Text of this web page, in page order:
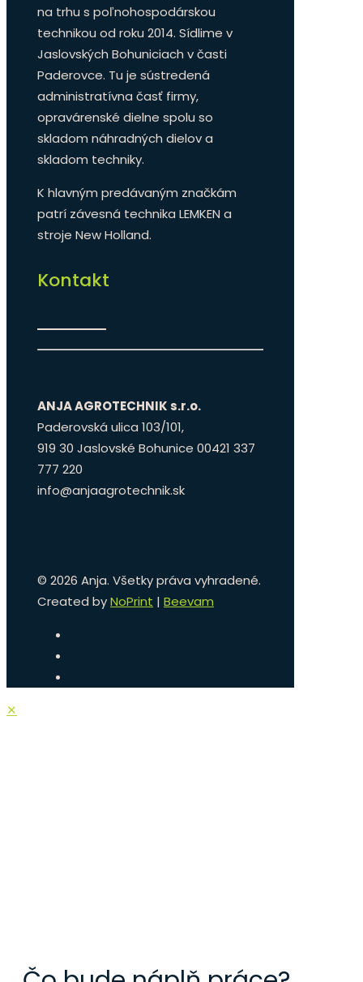
na trhu s poľnohospodárskou
technikou od roku 2014. Sídlime v
Jaslovských Bohuniciach v časti
Paderovce. Tu je sústredená
administratívna časť firmy,
opravárenské dielne spolu so
skladom náhradných dielov a
skladom techniky.
K hlavným predávaným značkám
patrí závesná technika LEMKEN a
stroje New Holland.
Kontakt
ANJA AGROTECHNIK s.r.o.
Paderovská ulica 103/101,
919 30 Jaslovské Bohunice 00421 337
777 220
info@anjaagrotechnik.sk
© 2026 Anja. Všetky práva vyhradené.
Created byNoPrint | Beevam
✕